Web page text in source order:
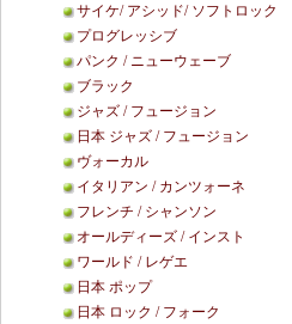
サイケ/ アシッド/ ソフトロック
プログレッシブ
パンク / ニューウェーブ
ブラック
ジャズ / フュージョン
日本 ジャズ / フュージョン
ヴォーカル
イタリアン / カンツォーネ
フレンチ / シャンソン
オールディーズ / インスト
ワールド / レゲエ
日本 ポップ
日本 ロック / フォーク